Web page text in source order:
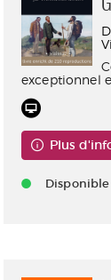
exceptionnel
Plus
Disponible